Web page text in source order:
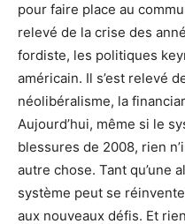
pour faire place au
relevé de la crise des
fordiste, les politiques
américain. Il s’est relevé
néolibéralisme, la
Aujourd’hui, même si le
blessures de 2008, rien
autre chose. Tant qu’une
système peut se
aux nouveaux défis. Et